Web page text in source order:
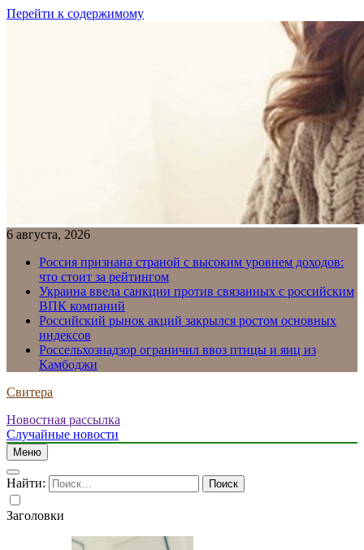
Перейти к содержимому
6 августа, 2026
Россия признана страной с высоким уровнем доходов:
что стоит за рейтингом
Украина ввела санкции против связанных с российским
ВПК компаний
Российский рынок акций закрылся ростом основных
индексов
Россельхознадзор ограничил ввоз птицы и яиц из
Камбоджи
Свитера
Новостная рассылка
Случайные новости
Меню
Найти:
Заголовки